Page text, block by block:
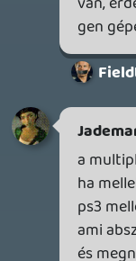
IAN LIVINGSTONE - A
DENSHATTACK!
A SONY MARAD A
Továbbá: CloverPit,